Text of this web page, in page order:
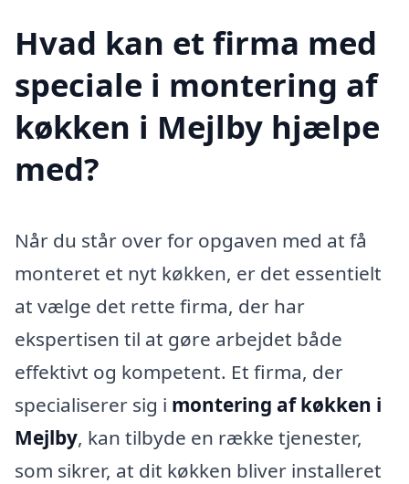
Hvad kan et firma med
speciale i montering af
køkken i Mejlby hjælpe
med?
Når du står over for opgaven med at få
monteret et nyt køkken, er det essentielt
at vælge det rette firma, der har
ekspertisen til at gøre arbejdet både
effektivt og kompetent. Et firma, der
specialiserer sig i montering af køkken i
Mejlby, kan tilbyde en række tjenester,
som sikrer, at dit køkken bliver installeret